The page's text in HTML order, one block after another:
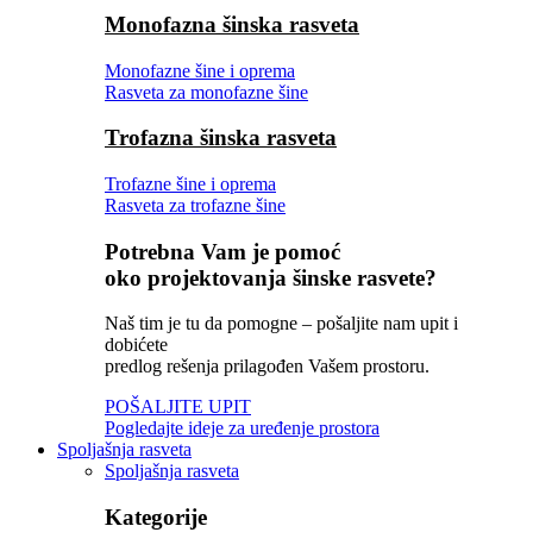
Monofazna šinska rasveta
Monofazne šine i oprema
Rasveta za monofazne šine
Trofazna šinska rasveta
Trofazne šine i oprema
Rasveta za trofazne šine
Potrebna Vam je pomoć
oko projektovanja šinske rasvete?
Naš tim je tu da pomogne – pošaljite nam upit i
dobićete
predlog rešenja prilagođen Vašem prostoru.
POŠALJITE UPIT
Pogledajte ideje za uređenje prostora
Spoljašnja rasveta
Spoljašnja rasveta
Kategorije